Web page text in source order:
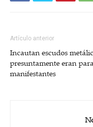
Artículo anterior
Incautan escudos
presuntamente eran
manifestantes